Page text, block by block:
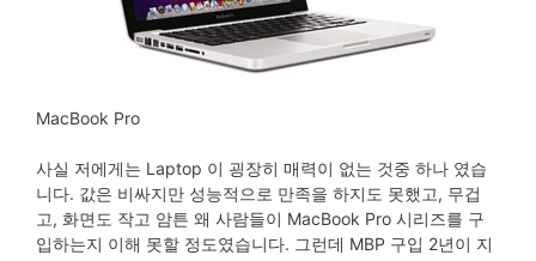
MacBook Pro
사실 저에게는 Laptop 이 굉장히 매력이 없는 것중 하나 였습
니다. 값은 비싸지만 성능적으로 만족을 하지도 못했고, 무겁
고, 화면도 작고 암튼 왜 사람들이 MacBook Pro 시리즈를 구
입하는지 이해 못할 정도였습니다. 그런데 MBP 구입 2년이 지